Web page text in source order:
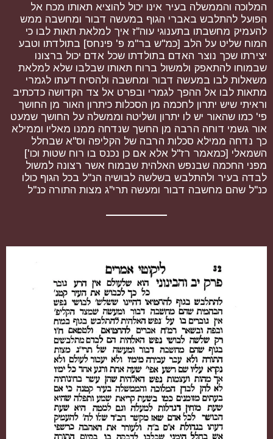
המלוכה והממשלה בעיר אינו יכול להוציא תאותו מכח אל
הפועל להתלבש באברי הגוף במעשה דבור ומחשבה ממש
להעמיק מחשבתו בתענוגי עוה"ז איך למלאת תאות לבו כי
המוח שליט על הלב [כמ"ש בר"מ פ' פינחס] בתולדתו וטבע
יצירתו שכך נוצר האדם בתולדתו שכל אדם יכול ברצונו
שבמוחו להתאפק ולמשול ברוח תאותו שבלבו שלא למלאת
משאלות לבו במעשה דבור ומחשבה ולהסיח דעתו לגמרי
מתאות לבו אל ההפך לגמרי ובפרט אל צד הקדושה כדכתיב
וראיתי שיש יתרון לחכמה מן הסכלות כיתרון האור מן החושך
פי' כמו שהאור יש לו יתרון ושליטה וממשלה על החושך שמעט
אור גשמי דוחה הרבה מן החשך שנדחה ממנו מאליו וממילא
כך נדחה ממילא סכלות הרבה של הקליפה וס"א שבחלל
השמאלי [כמאמר רז"ל אלא אם כן נכנס בו רוח שטות וכו']
מפני החכמה שבנפש האלהית שבמוח אשר רצונה למשול
לבדה בעיר ולהתלבש בשלשה לבושיה הנ"ל בכל הגוף כולו
כנ"ל שהם מחשבה דבור ומעשה תרי"ג מצות התורה כנ"ל